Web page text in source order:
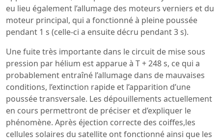
eu lieu également l’allumage des moteurs verniers et du
moteur principal, qui a fonctionné à pleine poussée
pendant 1 s (celle-ci a ensuite décru pendant 3 s).
Une fuite très importante dans le circuit de mise sous
pression par hélium est apparue à T + 248 s, ce qui a
probablement entraîné l’allumage dans de mauvaises
conditions, l’extinction rapide et l’apparition d’une
poussée transversale. Les dépouillements actuellement
en cours permettront de préciser et d’expliquer le
phénomène. Après éjection correcte des coiffes,les
cellules solaires du satellite ont fonctionné ainsi que les